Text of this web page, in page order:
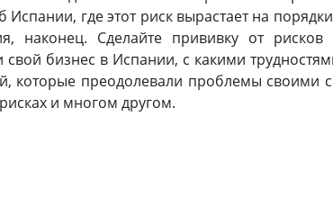
Испании, где этот риск вырастает на
наконец. Сделайте прививку от
свой бизнес в Испании, с какими
которые преодолевали проблемы своими
и многом другом.